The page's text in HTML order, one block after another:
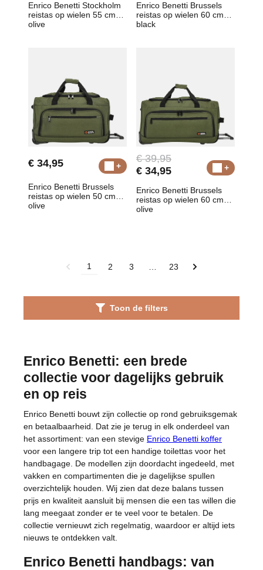
Enrico Benetti Stockholm
reistas op wielen 55 cm
olive
Enrico Benetti Brussels
reistas op wielen 60 cm
black
€ 34,95
Enrico Benetti Brussels
reistas op wielen 50 cm
olive
€ 39,95
€ 34,95
Enrico Benetti Brussels
reistas op wielen 60 cm
olive
1 2 3 23
Toon de filters
Enrico Benetti: een brede
collectie voor dagelijks gebruik
en op reis
Enrico Benetti bouwt zijn collectie op rond gebruiksgemak
en betaalbaarheid. Dat zie je terug in elk onderdeel van
het assortiment: van een stevige Enrico Benetti koffer
voor een langere trip tot een handige toilettas voor het
handbagage. De modellen zijn doordacht ingedeeld, met
vakken en compartimenten die je dagelijkse spullen
overzichtelijk houden. Wij zien dat deze balans tussen
prijs en kwaliteit aansluit bij mensen die een tas willen die
lang meegaat zonder er te veel voor te betalen. De
collectie vernieuwt zich regelmatig, waardoor er altijd iets
nieuws te ontdekken valt.
Enrico Benetti handbags: van